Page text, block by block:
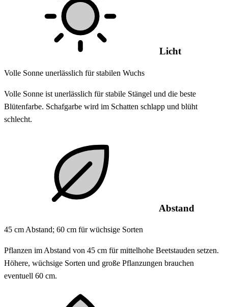
Licht
Volle Sonne unerlässlich für stabilen Wuchs
Volle Sonne ist unerlässlich für stabile Stängel und die beste
Blütenfarbe. Schafgarbe wird im Schatten schlapp und blüht
schlecht.
Abstand
45 cm Abstand; 60 cm für wüchsige Sorten
Pflanzen im Abstand von 45 cm für mittelhohe Beetstauden setzen.
Höhere, wüchsige Sorten und große Pflanzungen brauchen
eventuell 60 cm.